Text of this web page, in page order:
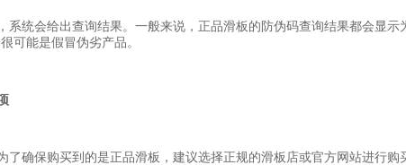
系统会给出查询结果。一般来说，正品滑板的防伪码查询结果都会显示
可能是假冒伪劣产品。
了确保购买到的是正品滑板，建议选择正规的滑板店或官方网站进行购